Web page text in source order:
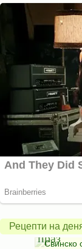
Рецепти на
Свинско
с
праз
Свинско